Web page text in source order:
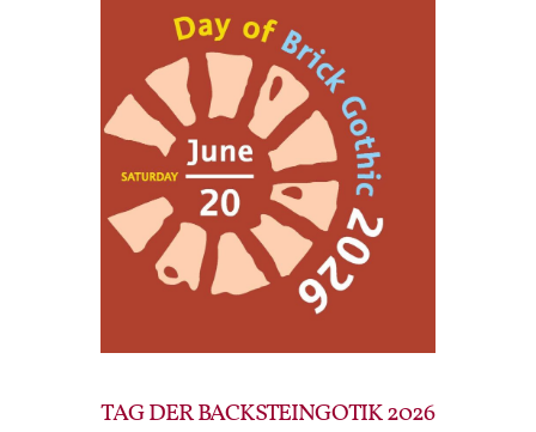
TAG DER BACKSTEINGOTIK 2026